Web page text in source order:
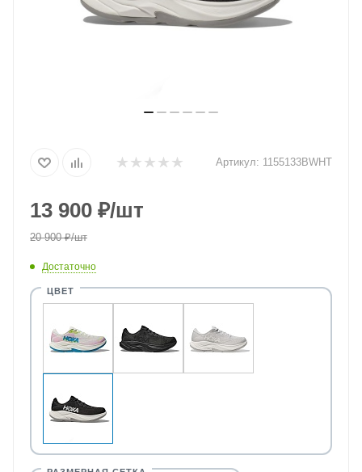
Артикул: 1155133BWHT
13 900 ₽/шт
20 900₽/шт
Достаточно